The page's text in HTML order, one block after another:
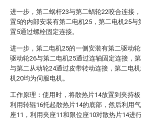
进一步，第二蜗杆23与第二蜗轮22咬合连接
置5的内部安装有第二电机25，第二电机25与
置5通过螺栓固定连接。
进一步，第二电机25的一侧安装有第二驱动
驱动轮26与第二电机25通过连轴固定连接，
与第二从动轮24通过皮带转动连接，第二电
机20均为伺服电机。
工作原理：使用时，将散热片14放置到夹持板
利用转辊16托起散热片14的底部，然后利用
座11，利用夹座11和限位座10对散热片14进